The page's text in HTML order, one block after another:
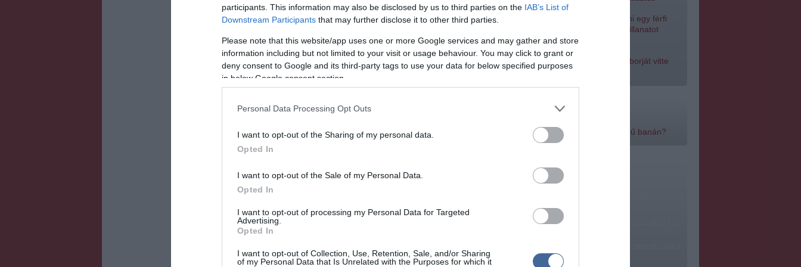
participants. This information may also be disclosed by us to third parties on the IAB’s List of
Downstream Participants that may further disclose it to other third parties.
Please note that this website/app uses one or more Google services and may gather and store
information including but not limited to your visit or usage behaviour. You may click to grant or
deny consent to Google and its third-party tags to use your data for below specified purposes
in below Google consent section.
Personal Data Processing Opt Outs
I want to opt-out of the Sharing of my personal data.
Opted In
I want to opt-out of the Sale of my Personal Data.
Opted In
I want to opt-out of processing my Personal Data for Targeted
Advertising.
Opted In
I want to opt-out of Collection, Use, Retention, Sale, and/or Sharing
of my Personal Data that Is Unrelated with the Purposes for which it
Szomjazó gólyának adott inni egy férfi
Tiszakécskénél - megható pillanatot
rögzített a kamera
12:56
Megható felvétel: elpusztult borját vitte
magával egy delfinanya
Nem is olyan egészséges a népszerű banán?
top fórum témák:
AZ IGAZSÁG SOHA NEM KÉSŐ